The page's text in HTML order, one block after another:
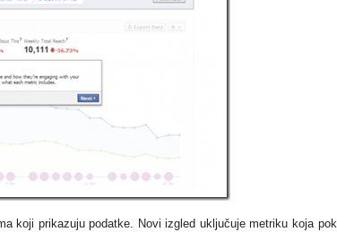
koji prikazuju podatke. Novi izgled uključuje metriku koja